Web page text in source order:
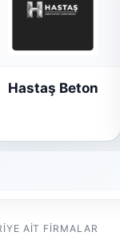
Hastaş Beton
AIT FIRMALAR